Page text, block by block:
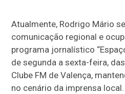
Atualmente, Rodrigo Mário
comunicação regional e
programa jornalístico
de segunda a sexta-feira,
Clube FM de Valença,
no cenário da imprensa local.